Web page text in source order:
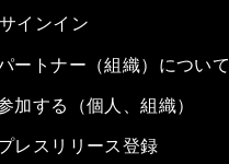
サインイン
ートナー（組織）につい
加する（個人、組織）
レスリリース登録